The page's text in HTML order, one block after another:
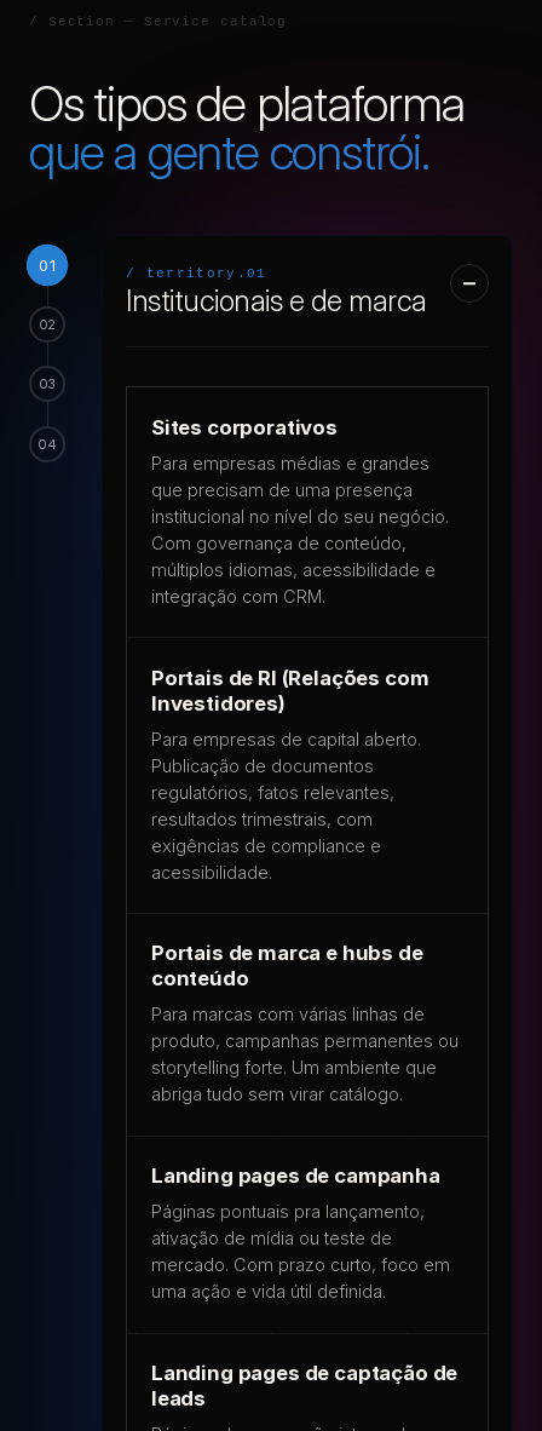
Os tipos de plataforma
que a gente constrói.
01
02
03
04
/ territory.01
Institucionais e de marca
Sites corporativos
Para empresas médias e grandes
que precisam de uma presença
institucional no nível do seu negócio.
Com governança de conteúdo,
múltiplos idiomas, acessibilidade e
integração com CRM.
Portais de RI (Relações com
Investidores)
Para empresas de capital aberto.
Publicação de documentos
regulatórios, fatos relevantes,
resultados trimestrais, com
exigências de compliance e
acessibilidade.
Portais de marca e hubs de
conteúdo
Para marcas com várias linhas de
produto, campanhas permanentes ou
storytelling forte. Um ambiente que
abriga tudo sem virar catálogo.
Landing pages de campanha
Páginas pontuais pra lançamento,
ativação de mídia ou teste de
mercado. Com prazo curto, foco em
uma ação e vida útil definida.
Landing pages de captação de
leads